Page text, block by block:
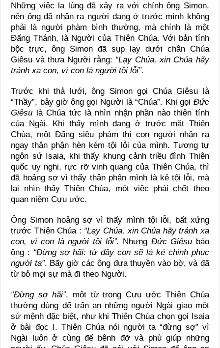
Những việc lạ lùng đã xảy ra với chính ông Simon,
nên ông đã nhận ra người đang ở trước mình không
phải là người phàm bình thường, mà chính là một
Đấng Thánh, là Người của Thiên Chúa. Với bản tính
bộc trực, ông Simon đã sụp lạy dưới chân Chúa
Giêsu và thưa Người rằng: “Lạy Chúa, xin Chúa hãy
tránh xa con, vì con là người tội lỗi”.
Trước khi thả lưới, ông Simon gọi Chúa Giêsu là
“Thầy”, bây giờ ông gọi Người là “Chúa”. Khi gọi Đức
Giêsu là Chúa tức là nhìn nhận phần nào thiên tính
của Ngài. Khi thấy mình đang ở trước mặt Thiên
Chúa, một Đấng siêu phàm thì con người nhận ra
ngay thân phận hèn kém tội lỗi của mình. Tương tự
ngôn sứ Isaia, khi thấy khung cảnh triều đình Thiên
quốc uy nghi, rực rỡ vinh quang của Thiên Chúa, thì
đã hoảng sợ vì thấy thân phận mình là kẻ tội lỗi, mà
lại nhìn thấy Thiên Chúa, một việc phải chết theo
quan niệm Cựu ước.
Ông Simon hoảng sợ vì thấy mình tội lỗi, bất xứng
trước Thiên Chúa : “Lạy Chúa, xin Chúa hãy tránh xa
con, vì con là người tội lỗi”. Nhưng Đức Giêsu bảo
ông : “Ðừng sợ hãi: từ đây con sẽ là kẻ chinh phục
người ta”. Bấy giờ các ông đưa thuyền vào bờ, và đã
từ bỏ mọi sự mà đi theo Người.
“Đừng sợ hãi”, một từ trong Cựu ước Thiên Chúa
thường dùng để trấn an những người Ngài giao một
sứ mệnh đặc biệt, như khi Thiên Chúa chọn gọi Isaia
ở bài đọc I. Thiên Chúa nói người ta “đừng sợ” vì
Ngài luôn ở cùng để bênh đỡ và phù giúp những